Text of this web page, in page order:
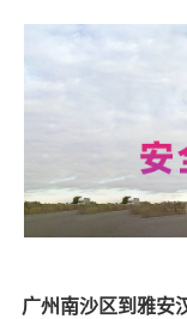
广州南沙区到雅安